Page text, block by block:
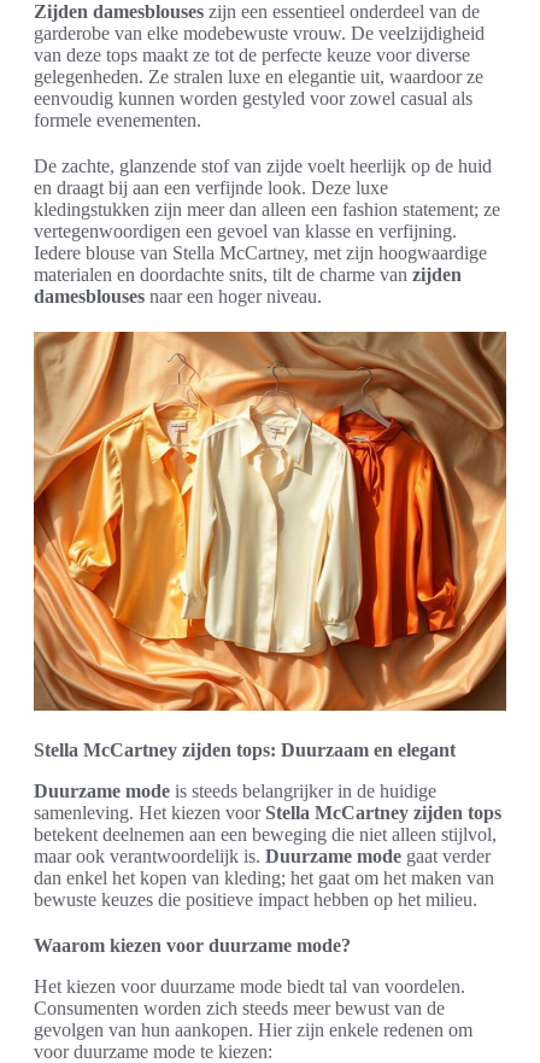
Zijden damesblouses zijn een essentieel onderdeel van de
garderobe van elke modebewuste vrouw. De veelzijdigheid
van deze tops maakt ze tot de perfecte keuze voor diverse
gelegenheden. Ze stralen luxe en elegantie uit, waardoor ze
eenvoudig kunnen worden gestyled voor zowel casual als
formele evenementen.
De zachte, glanzende stof van zijde voelt heerlijk op de huid
en draagt bij aan een verfijnde look. Deze luxe
kledingstukken zijn meer dan alleen een fashion statement; ze
vertegenwoordigen een gevoel van klasse en verfijning.
Iedere blouse van Stella McCartney, met zijn hoogwaardige
materialen en doordachte snits, tilt de charme van zijden
damesblouses naar een hoger niveau.
Stella McCartney zijden tops: Duurzaam en elegant
Duurzame mode is steeds belangrijker in de huidige
samenleving. Het kiezen voorStella McCartney zijden tops
betekent deelnemen aan een beweging die niet alleen stijlvol,
maar ook verantwoordelijk is. Duurzame mode gaat verder
dan enkel het kopen van kleding; het gaat om het maken van
bewuste keuzes die positieve impact hebben op het milieu.
Waarom kiezen voor duurzame mode?
Het kiezen voor duurzame mode biedt tal van voordelen.
Consumenten worden zich steeds meer bewust van de
gevolgen van hun aankopen. Hier zijn enkele redenen om
voor duurzame mode te kiezen: